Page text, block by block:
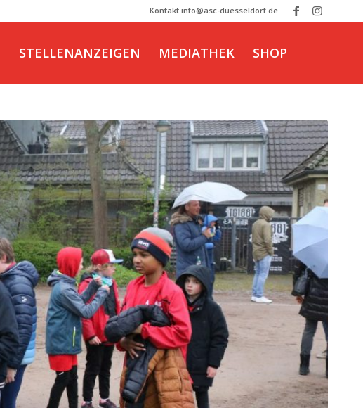
Kontakt info@asc-duesseldorf.de
STELLENANZEIGEN MEDIATHEK SHOP